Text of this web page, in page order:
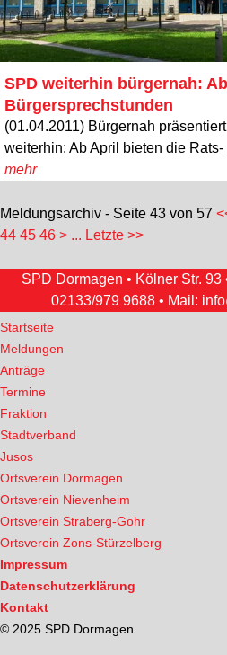
SPD weiterhin bürgernah:
Bürgersprechstunden
(01.04.2011) Bürgernah
weiterhin: Ab April bieten die
mehr
Meldungsarchiv - Seite 43 von 57
44 45 46 > ... Letzte >>
SPD Dormagen • Kölner Str. 93
02133/979 9688• Mail:
Startseite
Meldungen
Anträge
Termine
Fraktion
Stadtverband
Jusos
Ortsverein Dormagen
Ortsverein Nievenheim
Ortsverein Straberg-Gohr
Ortsverein Zons-Stürzelberg
Impressum
Datenschutzerklärung
Kontakt
© 2025 SPD Dormagen